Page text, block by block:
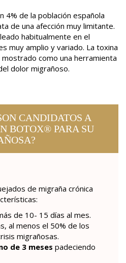
4% de la población española
de una afección muy limitante.
habitualmente en el
muy amplio y variado. La toxina
como una herramienta
dolor migrañoso.
CANDIDATOS A
BOTOX® PARA SU
de migraña crónica
de 10- 15 días al mes.
al menos el 50% de los
migrañosas.
de 3 meses padeciendo